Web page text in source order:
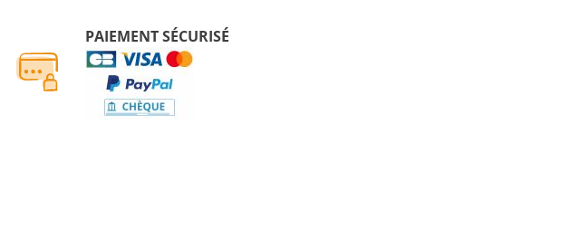
PAIEMENT SÉCURISÉ